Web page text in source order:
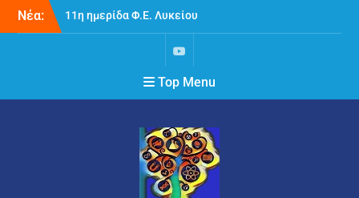
Νέα:
στο ΕΚΦΕ Αγ.Αναργύρων
10η ημερίδα Φ.Ε.
Γυμνασίου στο ΕΚΦΕ Αγ.
εργαστηριακών
Top Menu